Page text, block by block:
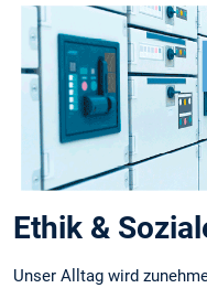
Ethik &
Unser Alltag wird